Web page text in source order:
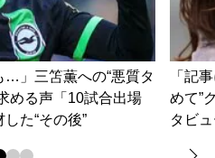
…」三笘薫への“悪質タ
める声「10試合出場
た“その後”
「記
めて”
タビ